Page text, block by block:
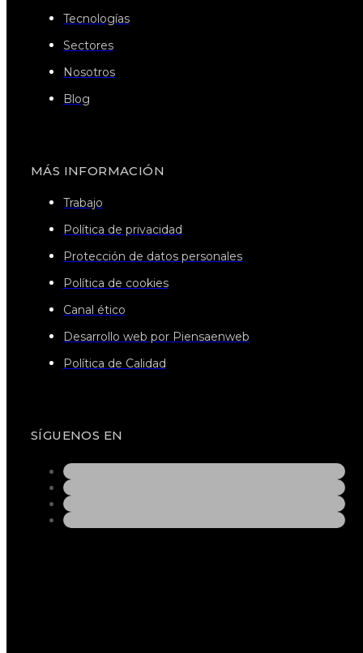
Tecnologías
Sectores
Nosotros
Blog
MÁS INFORMACIÓN
Trabajo
Política de privacidad
Protección de datos personales
Política de cookies
Canal ético
Desarrollo web por Piensaenweb
Política de Calidad
SÍGUENOS EN